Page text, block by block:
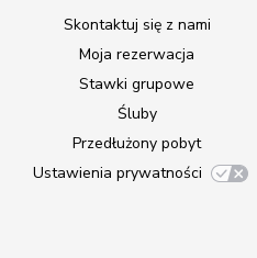
Skontaktuj się z nami
Moja rezerwacja
Stawki grupowe
Śluby
Przedłużony pobyt
Ustawienia prywatności